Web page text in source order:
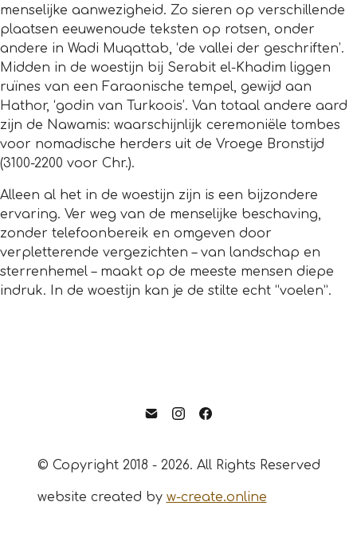
menselijke aanwezigheid. Zo sieren op verschillende
plaatsen eeuwenoude teksten op rotsen, onder
andere in Wadi Muqattab, ‘de vallei der geschriften’.
Midden in de woestijn bij Serabit el-Khadim liggen
ruïnes van een Faraonische tempel, gewijd aan
Hathor, ‘godin van Turkoois’. Van totaal andere aard
zijn de Nawamis: waarschijnlijk ceremoniële tombes
voor nomadische herders uit de Vroege Bronstijd
(3100-2200 voor Chr.).
Alleen al het in de woestijn zijn is een bijzondere
ervaring. Ver weg van de menselijke beschaving,
zonder telefoonbereik en omgeven door
verpletterende vergezichten – van landschap en
sterrenhemel – maakt op de meeste mensen diepe
indruk. In de woestijn kan je de stilte echt “voelen”.
© Copyright 2018 - 2026. All Rights Reserved
website created by w-create.online